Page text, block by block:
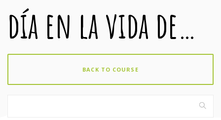
día en la vida de…
BACK TO COURSE